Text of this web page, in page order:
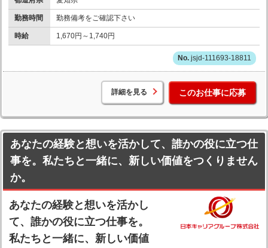
勤務時間 勤務備考をご確認下さい
時給 1,670円～1,740円
jsjd-111693-18811
詳細を見る このお仕事に応募
あなたの経験と想いを活かして、誰かの役に立つ仕
事を。私たちと一緒に、新しい価値をつくりません
か。
あなたの経験と想いを活かし
て、誰かの役に立つ仕事を。
私たちと一緒に、新しい価値